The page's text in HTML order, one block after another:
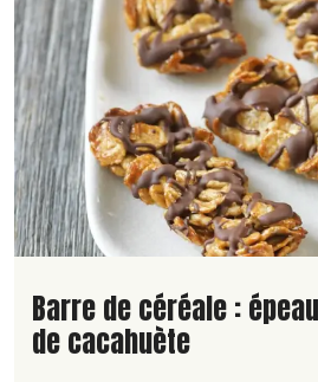
Lire la suite de la
Barre de céréale :
de cacahuète